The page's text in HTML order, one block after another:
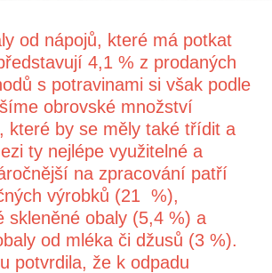
od nápojů, které má potkat
4,1 % z prodaných
s potravinami si však podle
obrovské množství
které by se měly také třídit a
ty nejlépe využitelné a
na zpracování patří
výrobků (21 %),
skleněné obaly (5,4 %) a
od mléka či džusů (3 %).
potvrdila, že k odpadu